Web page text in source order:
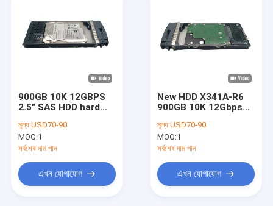
900GB 10K 12GBPS
2.5" SAS HDD hard
NetApp 108-0043
মূল্য:USD70-90
MOQ:1
সর্বশেষ দাম পান
এখন যোগাযোগ
New HDD X341A-R6
900GB 10K 12Gbps
00430 SP-341A-R6
900Gb 2.5''
মূল্য:USD70-90
MOQ:1
সর্বশেষ দাম পান
এখন যোগাযোগ